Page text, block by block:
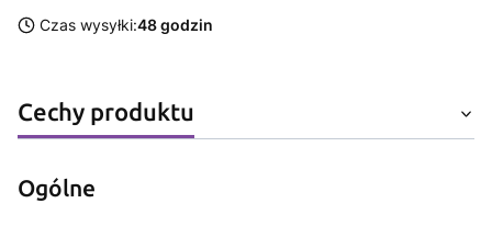
Czas wysyłki:48 godzin
Cechy produktu
Ogólne